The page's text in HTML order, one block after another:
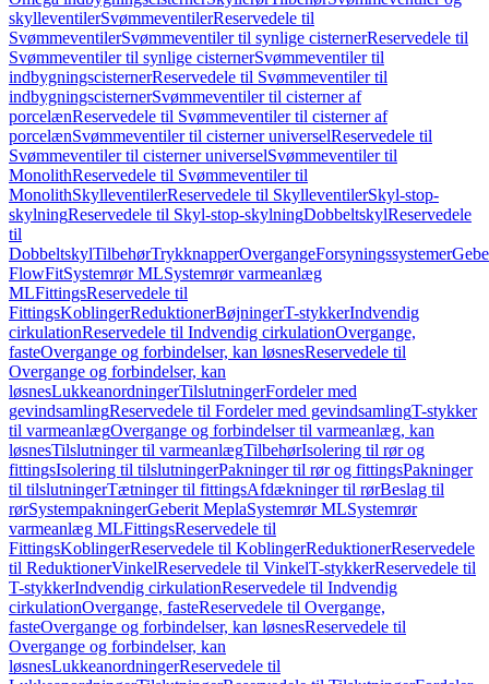
skylleventilerSvømmeventilerReservedele til
SvømmeventilerSvømmeventiler til synlige cisternerReservedele til
Svømmeventiler til synlige cisternerSvømmeventiler til
indbygningscisternerReservedele til Svømmeventiler til
indbygningscisternerSvømmeventiler til cisterner af
porcelænReservedele til Svømmeventiler til cisterner af
porcelænSvømmeventiler til cisterner universelReservedele til
Svømmeventiler til cisterner universelSvømmeventiler til
MonolithReservedele til Svømmeventiler til
MonolithSkylleventilerReservedele til SkylleventilerSkyl-stop-
skylningReservedele til Skyl-stop-skylningDobbeltskylReservedele
til
DobbeltskylTilbehørTrykknapperOvergangeForsyningssystemer
FlowFitSystemrør MLSystemrør varmeanlæg
MLFittingsReservedele til
FittingsKoblingerReduktionerBøjningerT-stykkerIndvendig
cirkulationReservedele til Indvendig cirkulationOvergange,
fasteOvergange og forbindelser, kan løsnesReservedele til
Overgange og forbindelser, kan
løsnesLukkeanordningerTilslutningerFordeler med
gevindsamlingReservedele til Fordeler med gevindsamlingT-stykker
til varmeanlægOvergange og forbindelser til varmeanlæg, kan
løsnesTilslutninger til varmeanlægTilbehørIsolering til rør og
fittingsIsolering til tilslutningerPakninger til rør og fittingsPakninger
til tilslutningerTætninger til fittingsAfdækninger til rørBeslag til
rørSystempakningerGeberit MeplaSystemrør MLSystemrør
varmeanlæg MLFittingsReservedele til
FittingsKoblingerReservedele til KoblingerReduktionerReservedele
til ReduktionerVinkelReservedele til VinkelT-stykkerReservedele til
T-stykkerIndvendig cirkulationReservedele til Indvendig
cirkulationOvergange, fasteReservedele til Overgange,
fasteOvergange og forbindelser, kan løsnesReservedele til
Overgange og forbindelser, kan
løsnesLukkeanordningerReservedele til